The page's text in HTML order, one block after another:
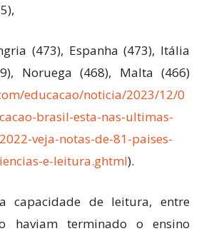
(473), Espanha (473), Itália
Noruega (468), Malta (466)
educacao/noticia/2023/12/0
brasil-esta-nas-ultimas-
veja-notas-de-81-paises-
e-leitura.ghtml).
capacidade de leitura, entre
haviam terminado o ensino